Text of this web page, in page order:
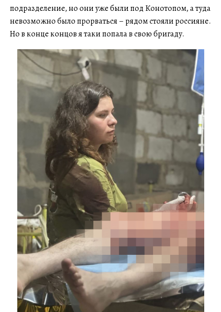
подразделение, но они уже были под Конотопом, а туда
невозможно было прорваться – рядом стояли россияне.
Но в конце концов я таки попала в свою бригаду.